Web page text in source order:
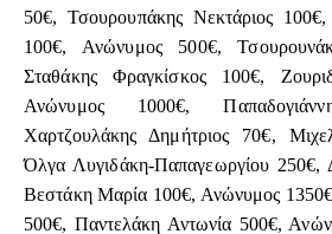
50€, Τσουρουπάκης Νεκτάριος
100€, Ανώνυμος 500€,
Σταθάκης Φραγκίσκος 100€,
Ανώνυμος 1000€,
Χαρτζουλάκης Δημήτριος 70€,
Όλγα Λυγιδάκη-Παπαγεωργίου 250€,
Βεστάκη Μαρία 100€, Ανώνυμος
500€, Παντελάκη Αντωνία 500€,